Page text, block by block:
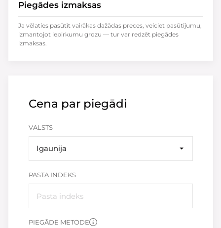
Cena par piegādi
VALSTS
Igaunija
PASTA INDEKS
PIEGĀDE METODE
Piegādes izmaksas
Ja vēlaties pasūtīt vairākas dažādas preces, veiciet pasūtījumu,
izmantojot iepirkumu grozu — tur var redzēt piegādes
izmaksas.